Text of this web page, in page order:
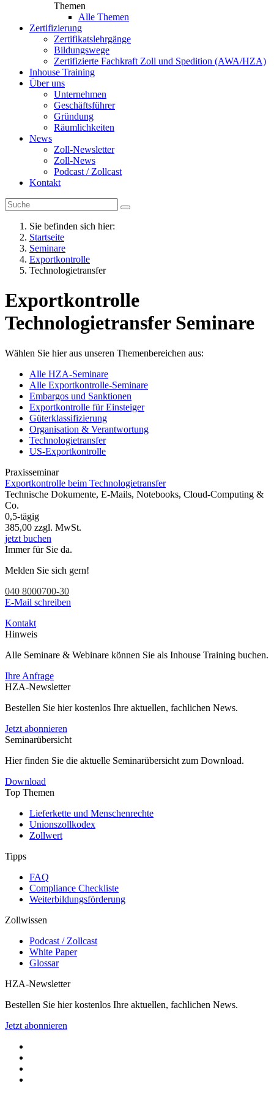
Themen
Alle Themen
Zertifizierung
Zertifikatslehrgänge
Bildungswege
Zertifizierte Fachkraft Zoll und Spedition (AWA/HZA)
Inhouse Training
Über uns
Unternehmen
Geschäftsführer
Gründung
Räumlichkeiten
News
Zoll-Newsletter
Zoll-News
Podcast / Zollcast
Kontakt
Sie befinden sich hier:
Startseite
Seminare
Exportkontrolle
Technologietransfer
Exportkontrolle
Technologietransfer Seminare
Wählen Sie hier aus unseren Themenbereichen aus:
Alle HZA-Seminare
Alle Exportkontrolle-Seminare
Embargos und Sanktionen
Exportkontrolle für Einsteiger
Güterklassifizierung
Organisation & Verantwortung
Technologietransfer
US-Exportkontrolle
Praxisseminar
Exportkontrolle beim Technologietransfer
Technische Dokumente, E-Mails, Notebooks, Cloud-Computing &
Co.
0,5-tägig
385,00 zzgl. MwSt.
jetzt buchen
Immer für Sie da.
Melden Sie sich gern!
040 8000700-30
E-Mail schreiben
Kontakt
Hinweis
Alle Seminare & Webinare können Sie als Inhouse Training buchen.
Ihre Anfrage
HZA-Newsletter
Bestellen Sie hier kostenlos Ihre aktuellen, fachlichen News.
Jetzt abonnieren
Seminarübersicht
Hier finden Sie die aktuelle Seminarübersicht zum Download.
Download
Top Themen
Lieferkette und Menschenrechte
Unionszollkodex
Zollwert
Tipps
FAQ
Compliance Checkliste
Weiterbildungsförderung
Zollwissen
Podcast / Zollcast
White Paper
Glossar
HZA-Newsletter
Bestellen Sie hier kostenlos Ihre aktuellen, fachlichen News.
Jetzt abonnieren